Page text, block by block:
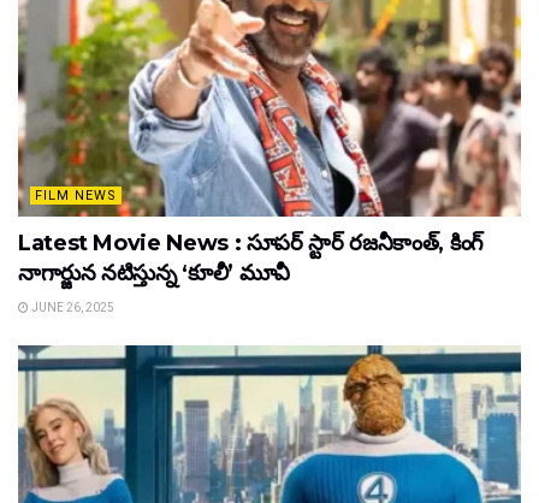
FILM NEWS
Latest Movie News : సూపర్ స్టార్ రజనీకాంత్, కింగ్
నాగార్జున నటిస్తున్న ‘కూలీ’ మూవీ
JUNE 26, 2025